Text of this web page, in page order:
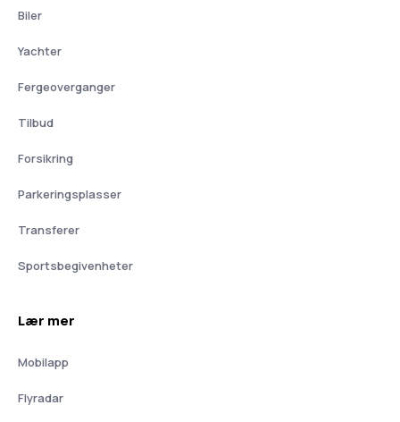
Biler
Yachter
Fergeoverganger
Tilbud
Forsikring
Parkeringsplasser
Transferer
Sportsbegivenheter
Lær mer
Mobilapp
Flyradar